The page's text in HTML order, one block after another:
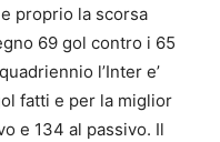
proprio la scorsa
69 gol contro i 65
l’Inter e’
fatti e per la miglior
e 134 al passivo. Il